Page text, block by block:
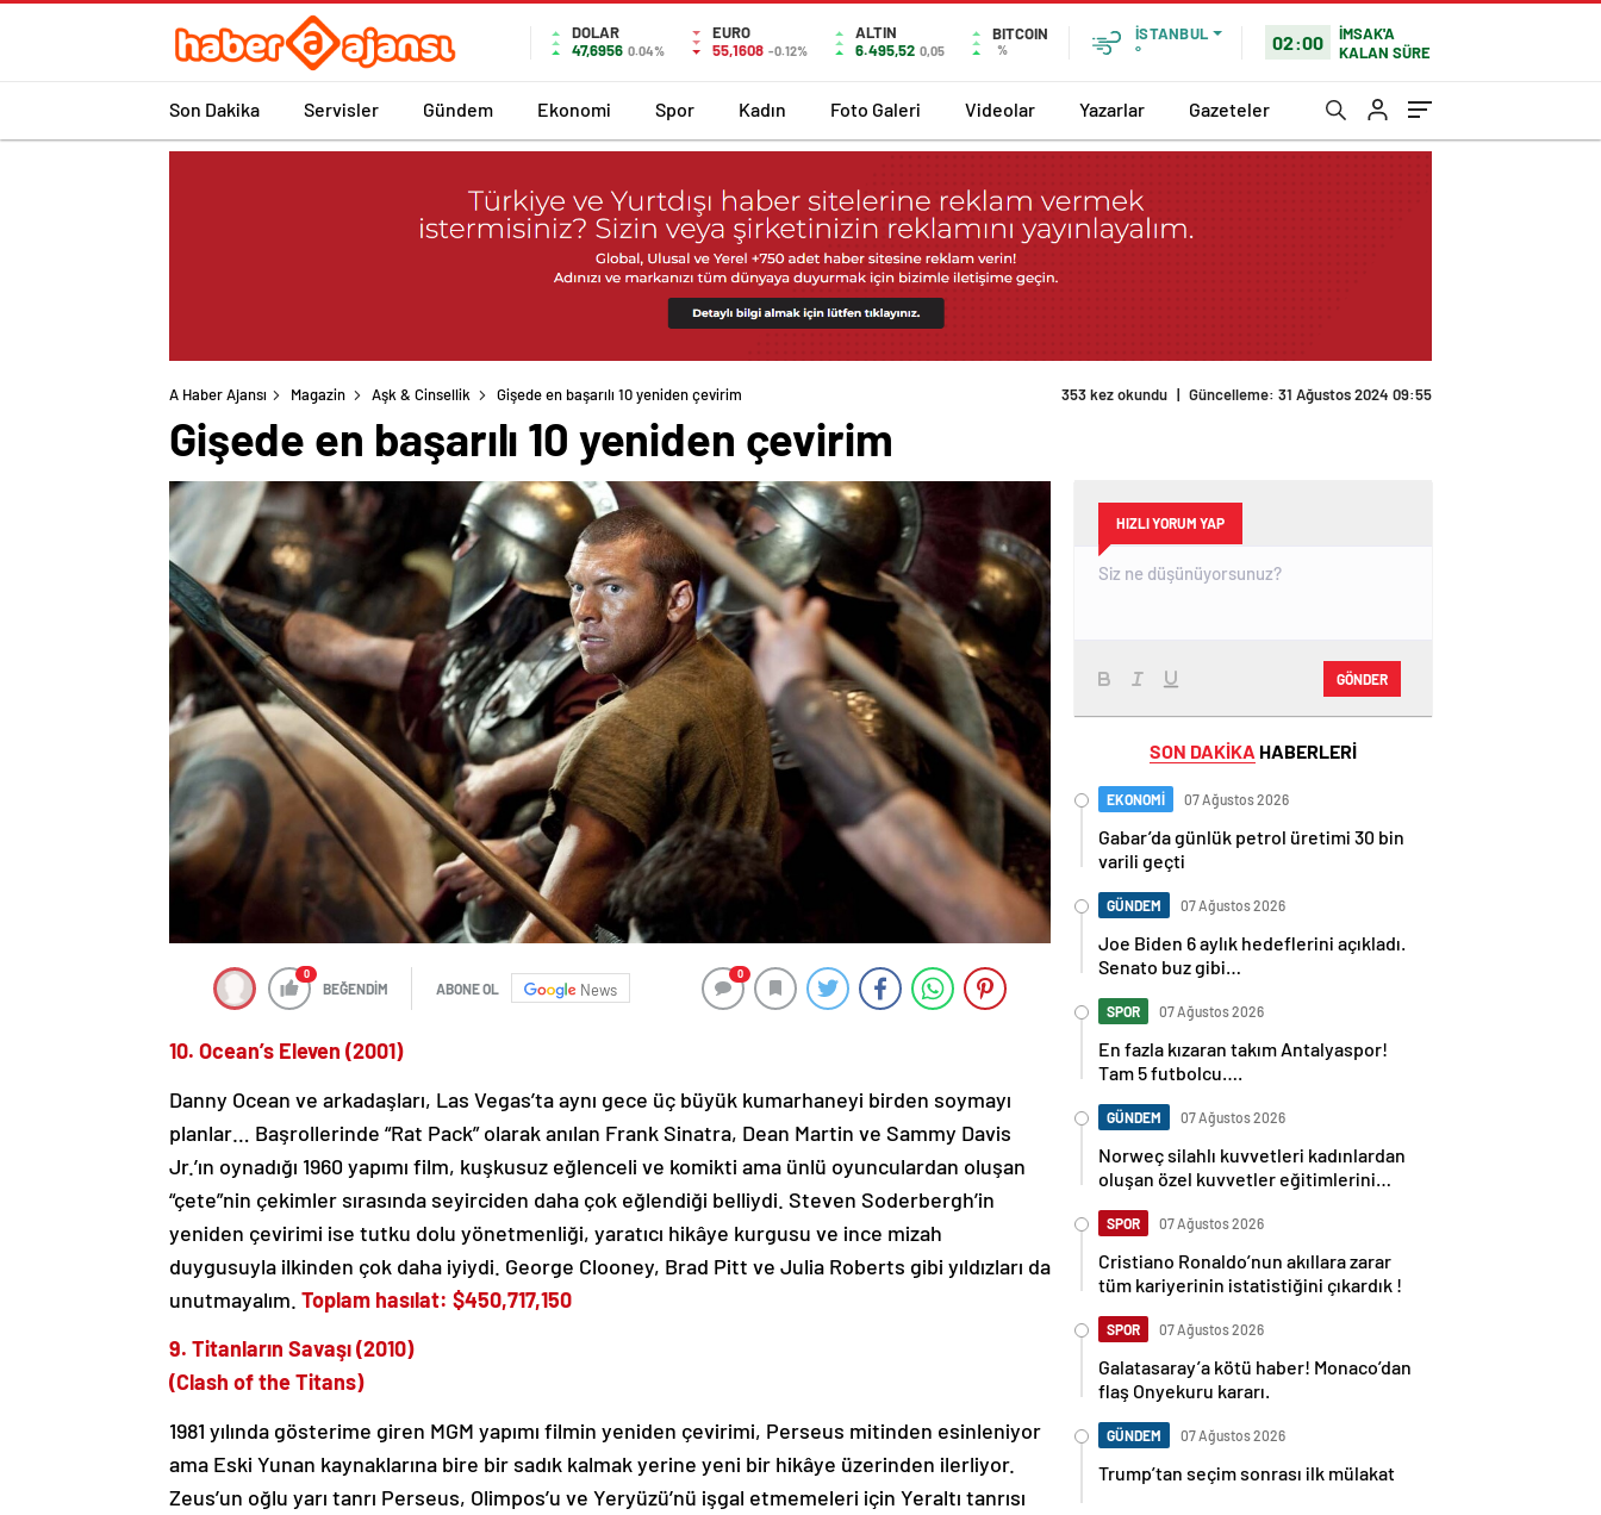
DOLAR
47,6956 0.04%
EURO
55,1608 -0.12%
ALTIN
6.495,52 0,05
BITCOIN
%
İSTANBUL
°
02:00
İMSAK'A
KALAN SÜRE
Son Dakika Servisler Gündem Ekonomi Spor Kadın Foto Galeri Videolar Yazarlar Gazeteler
A Haber Ajansı Magazin Aşk & Cinsellik Gişede en başarılı 10 yeniden çevirim 353 kez okundu | Güncelleme: 31 Ağustos 2024 09:55
Gişede en başarılı 10 yeniden çevirim
0
BEĞENDİM ABONE OL News
0
10. Ocean’s Eleven (2001)
Danny Ocean ve arkadaşları, Las Vegas’ta aynı gece üç büyük kumarhaneyi birden soymayı
planlar… Başrollerinde “Rat Pack” olarak anılan Frank Sinatra, Dean Martin ve Sammy Davis
Jr.’ın oynadığı 1960 yapımı film, kuşkusuz eğlenceli ve komikti ama ünlü oyunculardan oluşan
“çete”nin çekimler sırasında seyirciden daha çok eğlendiği belliydi. Steven Soderbergh’in
yeniden çevirimi ise tutku dolu yönetmenliği, yaratıcı hikâye kurgusu ve ince mizah
duygusuyla ilkinden çok daha iyiydi. George Clooney, Brad Pitt ve Julia Roberts gibi yıldızları da
unutmayalım. Toplam hasılat: $450,717,150
9. Titanların Savaşı (2010)
(Clash of the Titans)
1981 yılında gösterime giren MGM yapımı filmin yeniden çevirimi, Perseus mitinden esinleniyor
ama Eski Yunan kaynaklarına bire bir sadık kalmak yerine yeni bir hikâye üzerinden ilerliyor.
Zeus’un oğlu yarı tanrı Perseus, Olimpos’u ve Yeryüzü’nü işgal etmemeleri için Yeraltı tanrısı
HIZLI YORUM YAP
GÖNDER
SON DAKİKA HABERLERİ
EKONOMİ 07 Ağustos 2026
Gabar’da günlük petrol üretimi 30 bin
varili geçti
GÜNDEM 07 Ağustos 2026
Joe Biden 6 aylık hedeflerini açıkladı.
Senato buz gibi…
SPOR 07 Ağustos 2026
En fazla kızaran takım Antalyaspor!
Tam 5 futbolcu….
GÜNDEM 07 Ağustos 2026
Norweç silahlı kuvvetleri kadınlardan
oluşan özel kuvvetler eğitimlerini
SPOR 07 Ağustos 2026
Cristiano Ronaldo’nun akıllara zarar
tüm kariyerinin istatistiğini çıkardık !
SPOR 07 Ağustos 2026
Galatasaray’a kötü haber! Monaco’dan
flaş Onyekuru kararı.
GÜNDEM 07 Ağustos 2026
Trump’tan seçim sonrası ilk mülakat